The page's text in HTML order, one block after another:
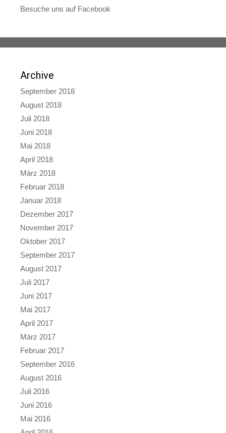
Besuche uns auf Facebook
Archive
September 2018
August 2018
Juli 2018
Juni 2018
Mai 2018
April 2018
März 2018
Februar 2018
Januar 2018
Dezember 2017
November 2017
Oktober 2017
September 2017
August 2017
Juli 2017
Juni 2017
Mai 2017
April 2017
März 2017
Februar 2017
September 2016
August 2016
Juli 2016
Juni 2016
Mai 2016